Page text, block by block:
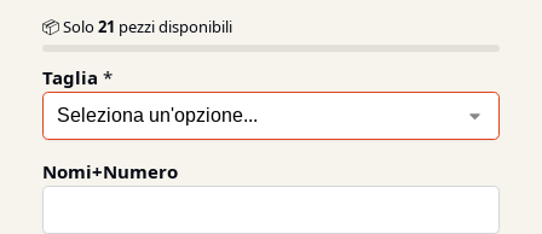
📦 Solo21 pezzi disponibili
Taglia *
Nomi+Numero